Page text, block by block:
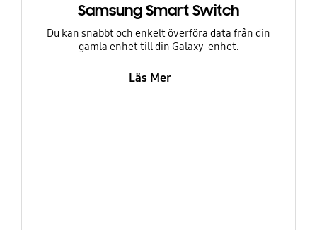
Samsung Smart Switch
Du kan snabbt och enkelt överföra data från din
gamla enhet till din Galaxy-enhet.
Läs Mer